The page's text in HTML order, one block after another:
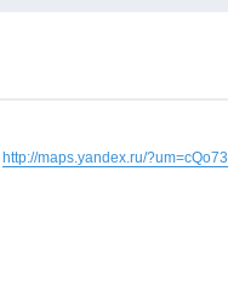
http://maps.yandex.ru/